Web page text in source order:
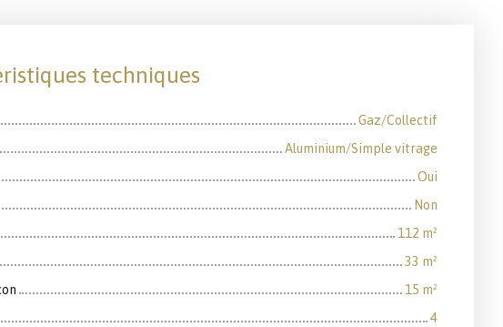
techniques
Gaz/Collectif
Aluminium/Simple vitrage
Oui
Non
112 m²
33 m²
15 m²
4